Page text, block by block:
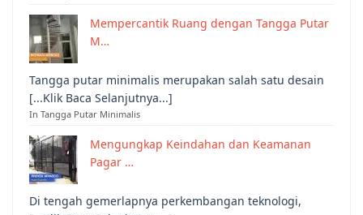
Mempercantik Ruang dengan Tangga Putar
M…
Tangga putar minimalis merupakan salah satu desain
[...Klik Baca Selanjutnya...]
In Tangga Putar Minimalis
Mengungkap Keindahan dan Keamanan
Pagar …
Di tengah gemerlapnya perkembangan teknologi,